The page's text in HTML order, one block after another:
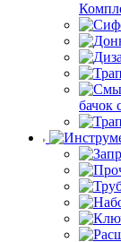
бачок